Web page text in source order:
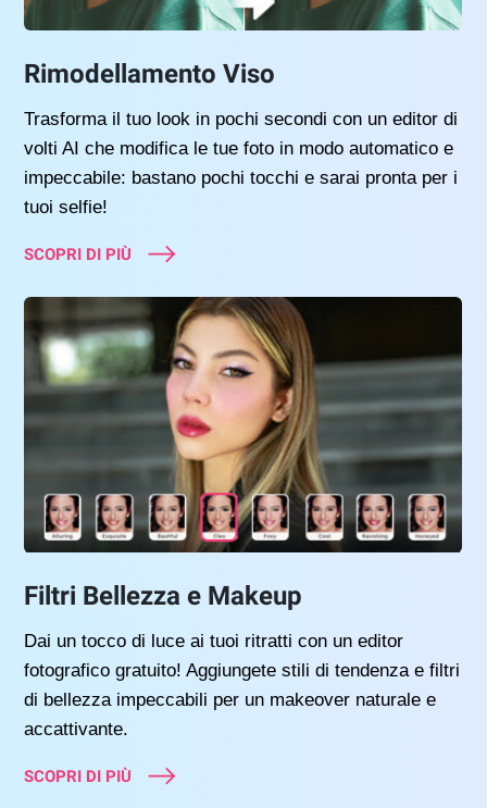
Rimodellamento Viso
Trasforma il tuo look in pochi secondi con un editor di
volti AI che modifica le tue foto in modo automatico e
impeccabile: bastano pochi tocchi e sarai pronta per i
tuoi selfie!
SCOPRI DI PIÙ
Filtri Bellezza e Makeup
Dai un tocco di luce ai tuoi ritratti con un editor
fotografico gratuito! Aggiungete stili di tendenza e filtri
di bellezza impeccabili per un makeover naturale e
accattivante.
SCOPRI DI PIÙ